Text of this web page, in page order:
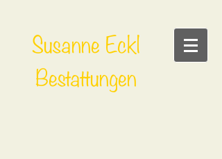
Susanne Eckl
Bestattungen